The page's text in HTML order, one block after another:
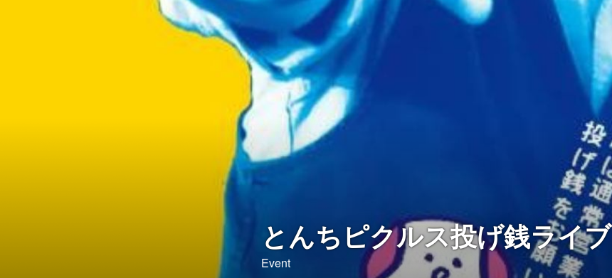
とんちピクルス投げ銭ライブ
Event